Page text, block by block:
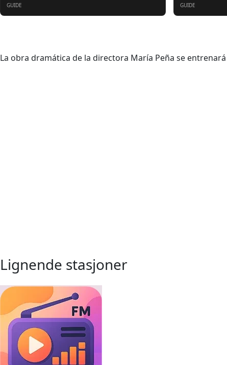
GUIDE GUIDE
La obra dramática de la directora María Peña se
Lignende stasjoner